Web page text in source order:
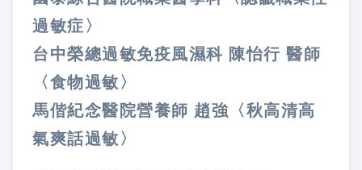
過敏症〉
台中榮總過敏免疫風濕科 陳怡行 醫師
〈食物過敏〉
馬偕紀念醫院營養師 趙強〈秋高清高
氣爽話過敏〉